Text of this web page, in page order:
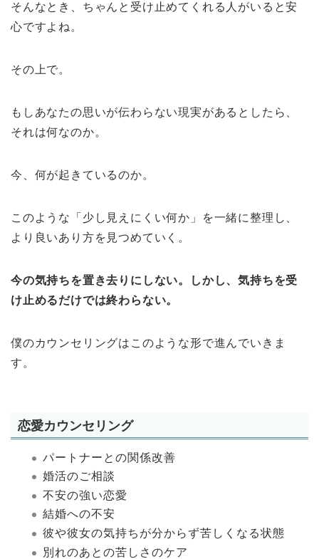
そんなとき、ちゃんと受け止めてくれる人がいると安
心ですよね。
その上で。
もしあなたの思いが伝わらない現実があるとしたら、
それは何なのか。
今、何が起きているのか。
このような「少し見えにくい何か」を一緒に整理し、
より良いあり方を見つめていく。
今の気持ちを置き去りにしない。しかし、気持ちを受
け止めるだけでは終わらない。
僕のカウンセリングはこのような形で進んでいきま
す。
恋愛カウンセリング
パートナーとの関係改善
婚活のご相談
不安の強い恋愛
結婚への不安
彼や彼女の気持ちが分からず苦しくなる状態
別れのあとの苦しさのケア